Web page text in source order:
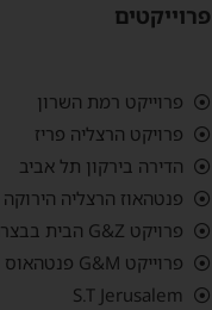
פרוייקטים
פרוייקט רמת השרון
פרויקט הרצליה פריז
הדירה בירקון תל אביב
פנטהאוז הרצליה הירוקה
פרויקט G&Z הבית בבצרה
פרוייקט G&M פנטהאוס רמת אביב ג'
S.T Jerusalem